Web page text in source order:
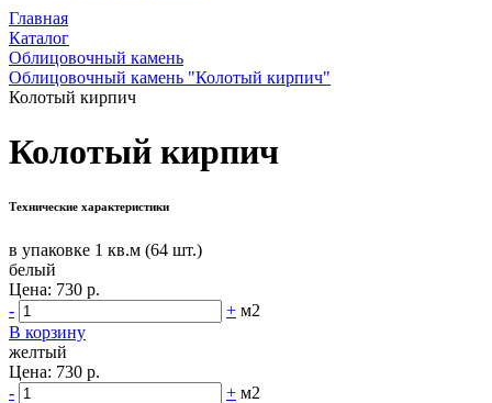
Главная
Каталог
Облицовочный камень
Облицовочный камень "Колотый кирпич"
Колотый кирпич
Колотый кирпич
Технические характеристики
в упаковке 1 кв.м (64 шт.)
белый
Цена: 730 р.
-
+ м2
В корзину
желтый
Цена: 730 р.
-
+ м2